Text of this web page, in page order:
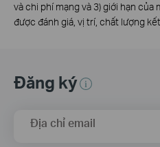
và chi phí mạng và 3) giới hạn của
được đánh giá, vị trí, chất lượng
Đăng ký
Địa chỉ email